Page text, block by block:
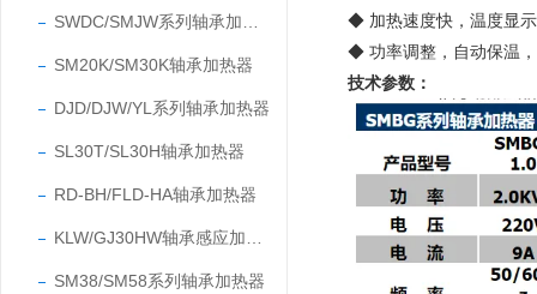
SM20K/SM30K轴承加热器
DJD/DJW/YL系列轴承加热器
SL30T/SL30H轴承加热器
RD-BH/FLD-HA轴承加热器
SM38/SM58系列轴承加热器
◆ 加热速度快，温度显
◆ 功率调整，自动保温
技术参数：